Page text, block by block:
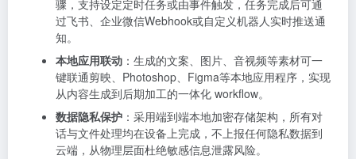
骤，支持设定定时任务或由事件触发，任务完成后可通
过飞书、企业微信Webhook或自定义机器人实时推送通
知。
本地应用联动 ：生成的文案、图片、音视频等素材可一
键联通剪映、Photoshop、Figma等本地应用程序，实现
从内容生成到后期加工的一体化 workflow。
数据隐私保护 ：采用端到端本地加密存储架构，所有对
话与文件处理均在设备上完成，不上报任何隐私数据到
云端，从物理层面杜绝敏感信息泄露风险。